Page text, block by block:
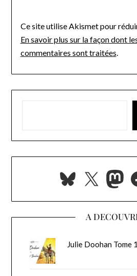
Ce site utilise Akismet pour
En savoir plus sur la façon dont
commentaires sont traitées
Bluesky
X
A
Julie Doohan Tome